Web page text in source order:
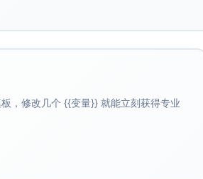
，修改几个 {{变量}} 就能立刻获得专业